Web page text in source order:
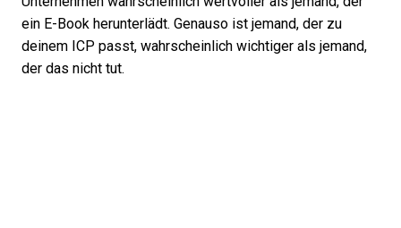
ein E-Book herunterlädt. Genauso ist jemand, der zu
deinem ICP passt, wahrscheinlich wichtiger als jemand,
der das nicht tut.